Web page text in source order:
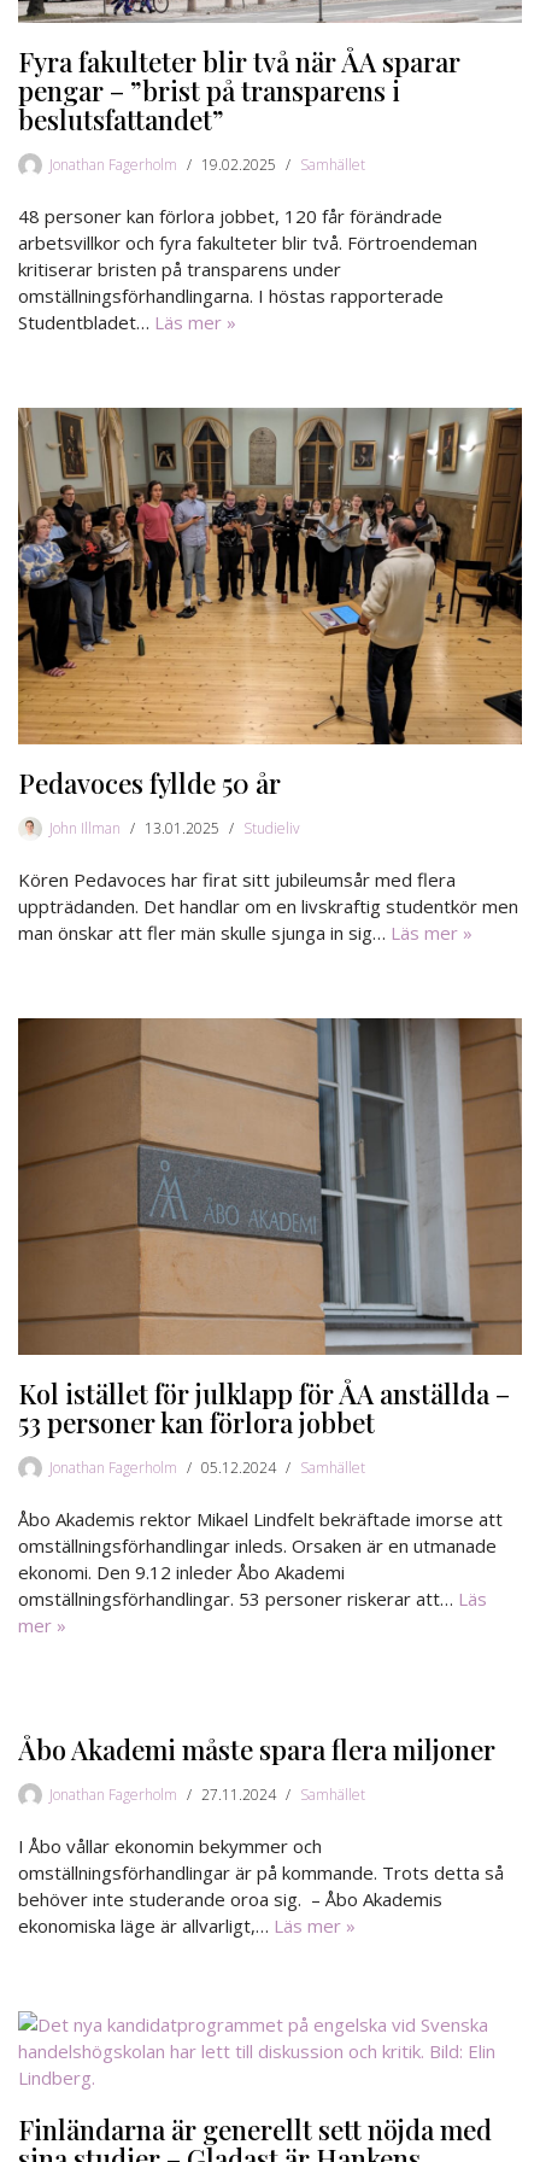
Fyra fakulteter blir två när ÅA sparar
pengar – ”brist på transparens i
beslutsfattandet”
Jonathan Fagerholm 19.02.2025 Samhället
48 personer kan förlora jobbet, 120 får förändrade
arbetsvillkor och fyra fakulteter blir två. Förtroendeman
kritiserar bristen på transparens under
omställningsförhandlingarna. I höstas rapporterade
Studentbladet… Läs mer »
Pedavoces fyllde 50 år
John Illman 13.01.2025 Studieliv
Kören Pedavoces har firat sitt jubileumsår med flera
uppträdanden. Det handlar om en livskraftig studentkör men
man önskar att fler män skulle sjunga in sig… Läs mer »
Kol istället för julklapp för ÅA anställda –
53 personer kan förlora jobbet
Jonathan Fagerholm 05.12.2024 Samhället
Åbo Akademis rektor Mikael Lindfelt bekräftade imorse att
omställningsförhandlingar inleds. Orsaken är en utmanade
ekonomi. Den 9.12 inleder Åbo Akademi
omställningsförhandlingar. 53 personer riskerar att… Läs
mer »
Åbo Akademi måste spara flera miljoner
Jonathan Fagerholm 27.11.2024 Samhället
I Åbo vållar ekonomin bekymmer och
omställningsförhandlingar är på kommande. Trots detta så
behöver inte studerande oroa sig. – Åbo Akademis
ekonomiska läge är allvarligt,… Läs mer »
Finländarna är generellt sett nöjda med